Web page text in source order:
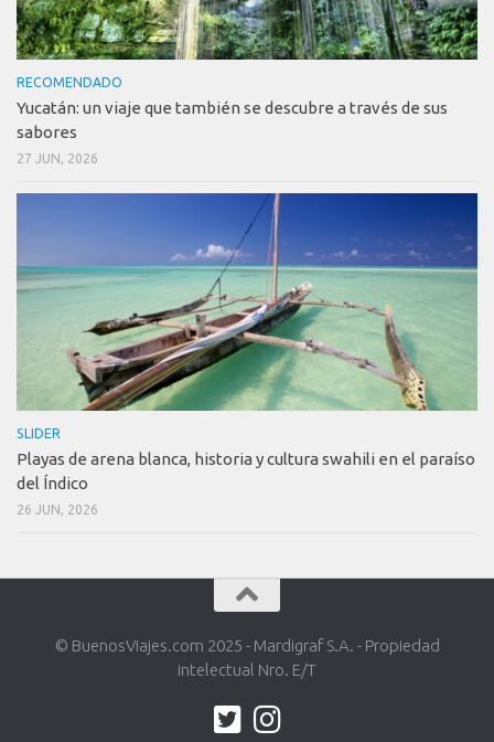
RECOMENDADO
Yucatán: un viaje que también se descubre a través de sus
sabores
27 JUN, 2026
SLIDER
Playas de arena blanca, historia y cultura swahili en el paraíso
del Índico
26 JUN, 2026
© BuenosViajes.com 2025 - Mardigraf S.A. - Propiedad
intelectual Nro. E/T